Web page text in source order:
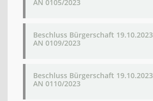
AN 0105/2023
Beschluss Bürgerschaft 19.10.2023
AN 0109/2023
Beschluss Bürgerschaft 19.10.2023
AN 0110/2023